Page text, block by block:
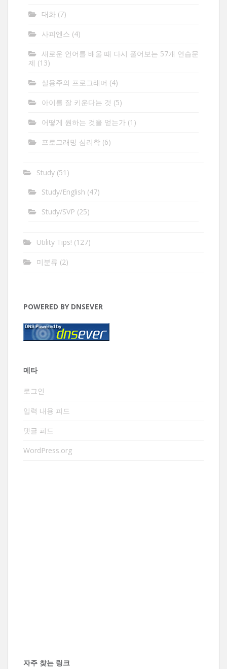
대화 (7)
사피엔스 (4)
새로운 언어를 배울 때 다시 풀어보는 57개 연습문
제 (13)
실용주의 프로그래머 (4)
아이를 잘 키운다는 것 (5)
어떻게 원하는 것을 얻는가 (1)
프로그래밍 심리학 (6)
Study (51)
Study/English (47)
Study/SVP (25)
Utility Tips! (127)
미분류 (2)
POWERED BY DNSEVER
메타
로그인
입력 내용 피드
댓글 피드
WordPress.org
자주 찾는 링크